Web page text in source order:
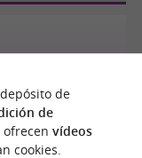
de
de
ofrecen vídeos
cookies.